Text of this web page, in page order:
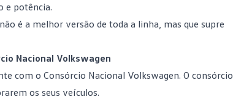
e potência.
é a melhor versão de toda a linha, mas que supre
Nacional Volkswagen
com o Consórcio Nacional Volkswagen. O consórcio
os seus veículos.